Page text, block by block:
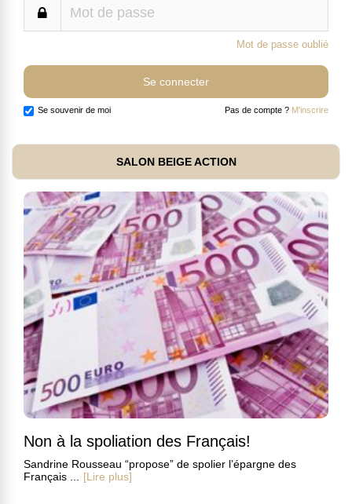
Mot de passe oublié
Se souvenir de moi Pas de compte ? M'inscrire
SALON BEIGE ACTION
Non à la spoliation des Français!
Sandrine Rousseau “propose” de spolier l’épargne des
Français ...
[Lire plus]